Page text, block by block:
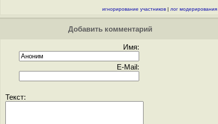
игнорирование участников | лог модерирования
Добавить комментарий
Имя:
E-Mail:
Текст: